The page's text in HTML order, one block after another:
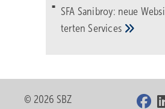
SFA Sanibroy: neue
tertenServices
© 2026 SBZ